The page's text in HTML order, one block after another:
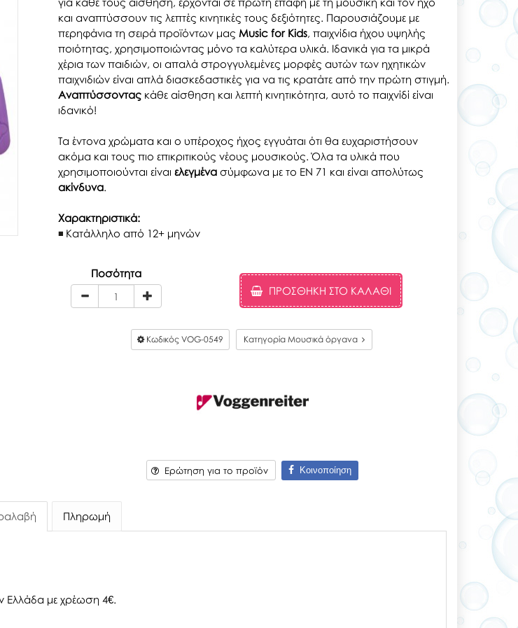
και αναπτύσσουν τις λεπτές κινητικές τους δεξιότητες. Παρουσιάζουμε με
περηφάνια τη σειρά προϊόντων μας Music for Kids, παιχνίδια ήχου υψηλής
ποιότητας, χρησιμοποιώντας μόνο τα καλύτερα υλικά. Ιδανικά για τα μικρά
χέρια των παιδιών, οι απαλά στρογγυλεμένες μορφές αυτών των ηχητικών
παιχνιδιών είναι απλά διασκεδαστικές για να τις κρατάτε από την πρώτη στιγμή.
Αναπτύσσοντας κάθε αίσθηση και λεπτή κινητικότητα, αυτό το παιχνίδί είναι
ιδανικό!
Τα έντονα χρώματα και ο υπέροχος ήχος εγγυάται ότι θα ευχαριστήσουν
ακόμα και τους πιο επικριτικούς νέους μουσικούς. Όλα τα υλικά που
χρησιμοποιούνται είναι ελεγμένα σύμφωνα με το EN 71 και είναι απολύτως
ακίνδυνα.
Χαρακτηριστικά:
Κατάλληλο από 12+ μηνών
Ποσότητα
ΠΡΟΣΘΉΚΗ ΣΤΟ ΚΑΛΆΘΙ
Κωδικός VOG-0549 Κατηγορία Μουσικά όργανα
Ερώτηση για το προϊόν Κοινοποίηση
Πληρωμή
Ελλάδα με χρέωση 4€.